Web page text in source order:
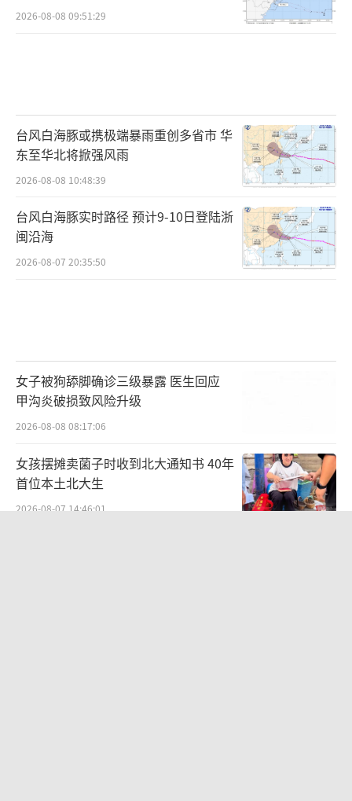
2026-08-08 09:51:29
台风白海豚或携极端暴雨重创多省市 华
东至华北将掀强风雨
2026-08-08 10:48:39
台风白海豚实时路径 预计9-10日登陆浙
闽沿海
2026-08-07 20:35:50
女子被狗舔脚确诊三级暴露 医生回应
甲沟炎破损致风险升级
2026-08-08 08:17:06
女孩摆摊卖菌子时收到北大通知书 40年
首位本土北大生
2026-08-07 14:46:01